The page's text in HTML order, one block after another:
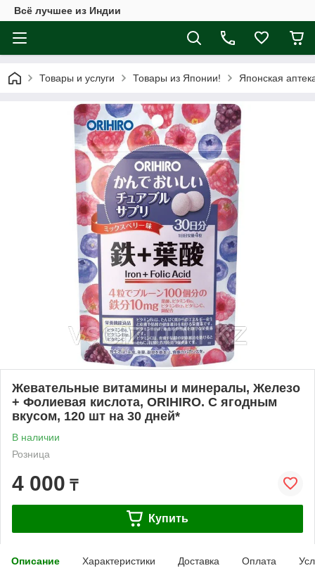
Всё лучшее из Индии
Товары и услуги Товары из Японии! Японская
Жевательные витамины и минералы, Железо
+ Фолиевая кислота, ORIHIRO. С ягодным
вкусом, 120 шт на 30 дней*
В наличии
Розница
4 000 ₸
Купить
Описание Характеристики Доставка Оплата